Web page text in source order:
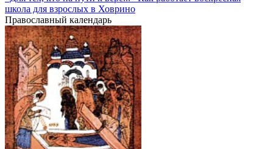
школа для взрослых в Ховрино
Православный календарь